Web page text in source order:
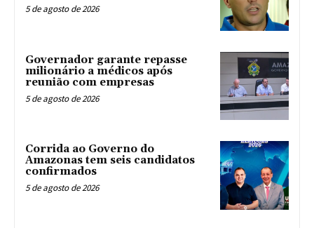
5 de agosto de 2026
Governador garante repasse
milionário a médicos após
reunião com empresas
5 de agosto de 2026
Corrida ao Governo do
Amazonas tem seis candidatos
confirmados
5 de agosto de 2026